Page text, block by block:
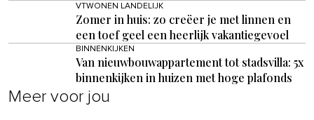
VTWONEN LANDELIJK
Zomer in huis: zo creëer je met linnen en
een toef geel een heerlijk vakantiegevoel
BINNENKIJKEN
Van nieuwbouwappartement tot stadsvilla: 5x
binnenkijken in huizen met hoge plafonds
Meer voor jou